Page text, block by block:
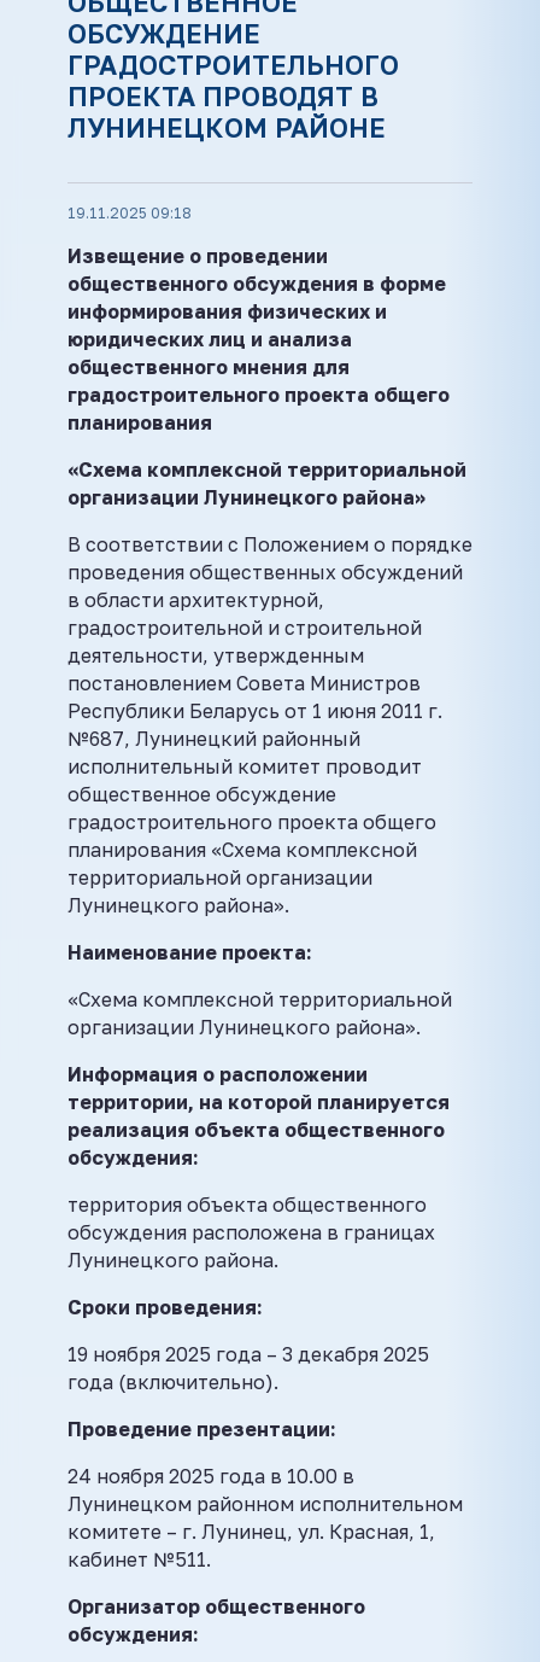
ОБСУЖДЕНИЕ
ГРАДОСТРОИТЕЛЬНОГО
ПРОЕКТА ПРОВОДЯТ В
ЛУНИНЕЦКОМ РАЙОНЕ
19.11.2025 09:18
Извещение о проведении
общественного обсуждения в форме
информирования физических и
юридических лиц и анализа
общественного мнения для
градостроительного проекта общего
планирования
«Схема комплексной территориальной
организации Лунинецкого района»
В соответствии с Положением о порядке
проведения общественных обсуждений
в области архитектурной,
градостроительной и строительной
деятельности, утвержденным
постановлением Совета Министров
Республики Беларусь от 1 июня 2011 г.
№687, Лунинецкий районный
исполнительный комитет проводит
общественное обсуждение
градостроительного проекта общего
планирования «Схема комплексной
территориальной организации
Лунинецкого района».
Наименование проекта:
«Схема комплексной территориальной
организации Лунинецкого района».
Информация о расположении
территории, на которой планируется
реализация объекта общественного
обсуждения:
территория объекта общественного
обсуждения расположена в границах
Лунинецкого района.
Сроки проведения:
19 ноября 2025 года – 3 декабря 2025
года (включительно).
Проведение презентации:
24 ноября 2025 года в 10.00 в
Лунинецком районном исполнительном
комитете – г. Лунинец, ул. Красная, 1,
кабинет №511.
Организатор общественного
обсуждения: